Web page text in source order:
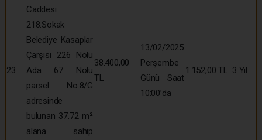
23
Caddesi
218.Sokak
Belediye Kasaplar
Çarşısı 226 Nolu
Ada 67 Nolu
parsel No:8/G
adresinde
bulunan 37.72 m²
alana sahip
38.400,00
TL
13/02/2025
Perşembe
Günü Saat
10:00’da
1.152,00 TL 3 Yıl